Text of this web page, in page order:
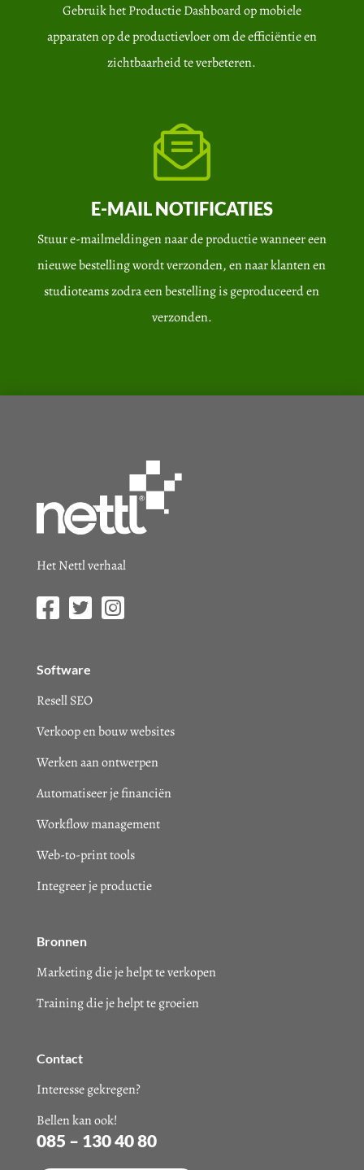
Gebruik het Productie Dashboard op mobiele
apparaten op de productievloer om de efficiëntie en
zichtbaarheid te verbeteren.
E-MAIL NOTIFICATIES
Stuur e-mailmeldingen naar de productie wanneer een
nieuwe bestelling wordt verzonden, en naar klanten en
studioteams zodra een bestelling is geproduceerd en
verzonden.
Het Nettl verhaal
Software
Resell SEO
Verkoop en bouw websites
Werken aan ontwerpen
Automatiseer je financiën
Workflow management
Web-to-print tools
Integreer je productie
Bronnen
Marketing die je helpt te verkopen
Training die je helpt te groeien
Contact
Interesse gekregen?
Bellen kan ook!
085 – 130 40 80